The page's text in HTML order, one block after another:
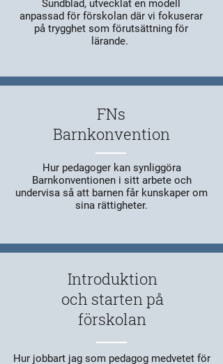
Sundblad, utvecklat en modell
anpassad för förskolan där vi fokuserar
på trygghet som förutsättning för
lärande.
FNs
Barnkonvention
Hur pedagoger kan synliggöra
Barnkonventionen i sitt arbete och
undervisa så att barnen får kunskaper om
sina rättigheter.
Introduktion
och starten på
förskolan
Hur jobbart jag som pedagog medvetet för